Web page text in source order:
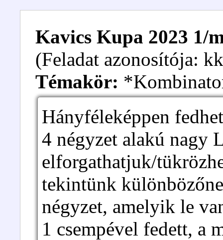
Kavics Kupa 2023 1/
(Feladat azonosítója:
Témakör:
Hányféleképpen
4 négyzet alakú nagy
elforgathatjuk/
tekintünk
négyzet, amelyik le
1 csempével fedett, a